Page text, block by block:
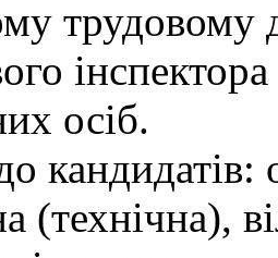
трудовому
осіб.
кандидатів:
(технічна),